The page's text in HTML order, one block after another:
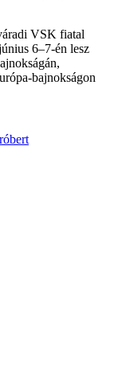
VSK fiatal
6–7-én lesz
bajnokságon